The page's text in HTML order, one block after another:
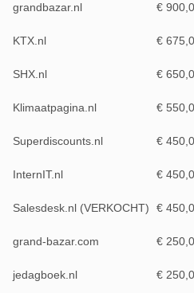
grandbazar.nl
€
KTX.nl
€
SHX.nl
€
Klimaatpagina.nl
€
Superdiscounts.nl
€
InternIT.nl
€
Salesdesk.nl (VERKOCHT)
€
grand-bazar.com
€
jedagboek.nl
€